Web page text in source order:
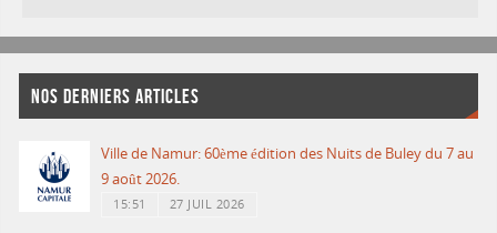
NOS DERNIERS ARTICLES
Ville de Namur: 60ème édition des Nuits de Buley du 7 au
9 août 2026.
15:51 27 JUIL 2026